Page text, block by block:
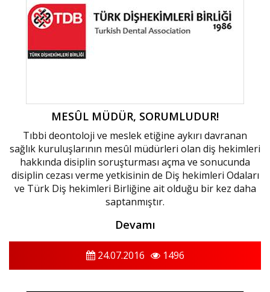
MESÛL MÜDÜR, SORUMLUDUR!
Tıbbi deontoloji ve meslek etiğine aykırı davranan
sağlık kuruluşlarının mesûl müdürleri olan diş hekimleri
hakkında disiplin soruşturması açma ve sonucunda
disiplin cezası verme yetkisinin de Diş hekimleri Odaları
ve Türk Diş hekimleri Birliğine ait olduğu bir kez daha
saptanmıştır.
Devamı
24.07.2016 1496